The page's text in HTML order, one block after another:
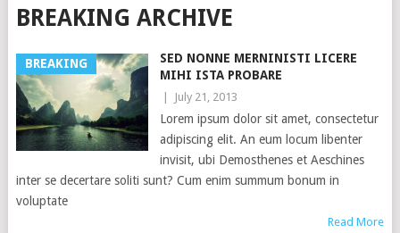
BREAKING ARCHIVE
BREAKING
SED NONNE MERNINISTI LICERE
MIHI ISTA PROBARE
July 21, 2013
Lorem ipsum dolor sit amet, consectetur
adipiscing elit. An eum locum libenter
invisit, ubi Demosthenes et Aeschines
inter se decertare soliti sunt? Cum enim summum bonum in
voluptate
Read More